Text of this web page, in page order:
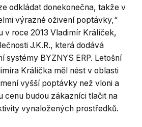
odkládat donekonečna, takže v
výrazné oživení poptávky,“
v roce 2013 Vladimír Králíček,
J.K.R., která dodává
systémy BYZNYS ERP. Letošní
Králíčka měl nést v oblasti
vyšší poptávky než vloni a
cenu budou zákazníci tlačit na
vynaložených prostředků.